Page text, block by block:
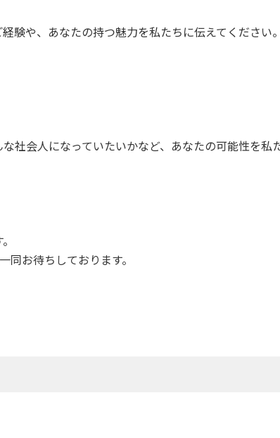
験や、あなたの持つ魅力を私たちに伝えてください。
社会人になっていたいかなど、あなたの可能性を私
同お待ちしております。